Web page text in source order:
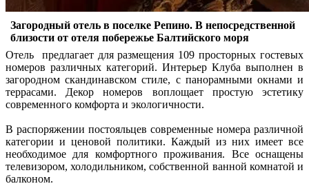
Загородный отель в поселке Репино. В непосредственной
близости от отеля побережье Балтийского моря
Отель предлагает для размещения 109 просторных гостевых
номеров различных категорий. Интерьер Клуба выполнен в
загородном скандинавском стиле, с панорамными окнами и
террасами. Декор номеров воплощает простую эстетику
современного комфорта и экологичности.
В распоряжении постояльцев современные номера различной
категории и ценовой политики. Каждый из них имеет все
необходимое для комфортного проживания. Все оснащены
телевизором, холодильником, собственной ванной комнатой и
балконом.